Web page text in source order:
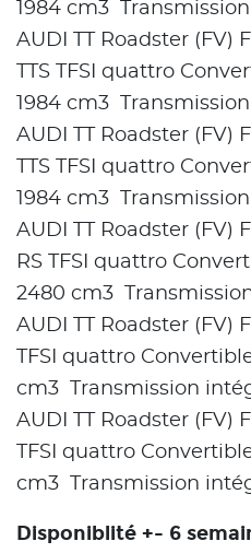
1984 cm3
AUDI TT Roadster (FV)
TTS TFSI quattro
1984 cm3
AUDI TT Roadster (FV)
TTS TFSI quattro
1984 cm3
AUDI TT Roadster (FV)
RS TFSI quattro
2480 cm3
AUDI TT Roadster (FV)
TFSI quattro
cm3 Transmission
AUDI TT Roadster (FV)
TFSI quattro
cm3 Transmission
Disponiblité +- 6